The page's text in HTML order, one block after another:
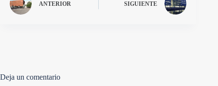
ANTERIOR SIGUIENTE
Deja un comentario